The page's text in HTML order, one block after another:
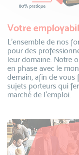
Votre
L’ensemble de nos
pour des
leur domaine. Notre
en phase avec le
demain, afin de vous
sujets porteurs qui
marché de l’emploi.